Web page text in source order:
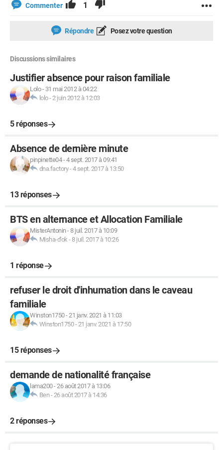
Commenter 1
Répondre Posez votre question
Discussions similaires
Justifier absence pour raison familiale
Lolo- 31 mai 2012 à 04:22
lolo-2 juin 2012 à 12:03
5 réponses
Absence de dernière minute
pinpinette04-4 sept. 2017 à 09:41
dna.factory-4 sept. 2017 à 13:50
13 réponses
BTS en alternance et Allocation Familiale
MisterAntonin-8 juil. 2017 à 10:09
Misha-d'ok - 8 juil. 2017 à 10:26
1 réponse
refuser le droit d'inhumation dans le caveau
familiale
Winston1750-21 janv. 2021 à 11:03
Winston1750-21 janv. 2021 à 17:50
15 réponses
demande de nationalité française
lama200-26 août 2017 à 13:06
Ben-26 août 2017 à 14:36
2 réponses